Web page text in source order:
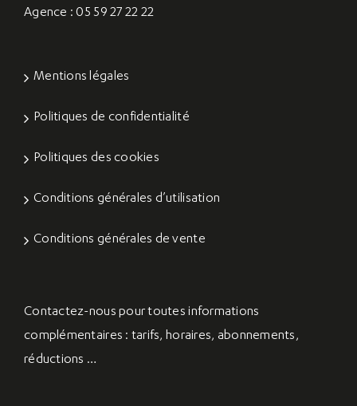
Agence : 05 59 27 22 22
Mentions légales
Politiques de confidentialité
Politiques des cookies
Conditions générales d’utilisation
Conditions générales de vente
Contactez-nous pour toutes informations
complémentaires : tarifs, horaires, abonnements,
réductions …